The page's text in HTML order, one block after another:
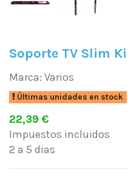
Soporte TV Slim
Marca: Varios
Últimas unidades en stock
22,39 €
Impuestos incluidos
2 a 5 dias